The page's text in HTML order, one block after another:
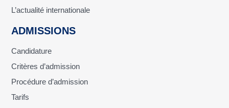
L’actualité internationale
ADMISSIONS
Candidature
Critères d’admission
Procédure d’admission
Tarifs